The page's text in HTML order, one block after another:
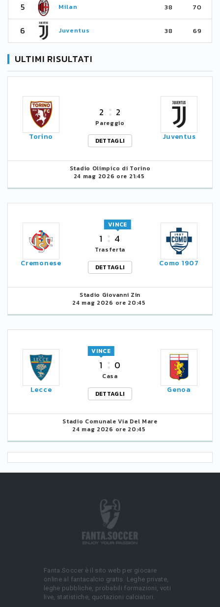
5 Milan 38 70
6 Juventus 38 69
ULTIMI RISULTATI
Torino
2 2
Pareggio
DETTAGLI
Juventus
Stadio Olimpico di Torino
24 mag 2026 ore 21:45
Cremonese
1 4
VINCE
Trasferta
DETTAGLI
Como 1907
Stadio Giovanni Zin
24 mag 2026 ore 20:45
Lecce
1
VINCE
0
Casa
DETTAGLI
Genoa
Stadio Comunale Via Del Mare
24 mag 2026 ore 20:45
Fanta.Soccer è il sito web per giocare
online al fantacalcio gratis. Leghe private,
leghe pubbliche, probabili formazioni, voti
live, statistiche, quotazioni calciatori.